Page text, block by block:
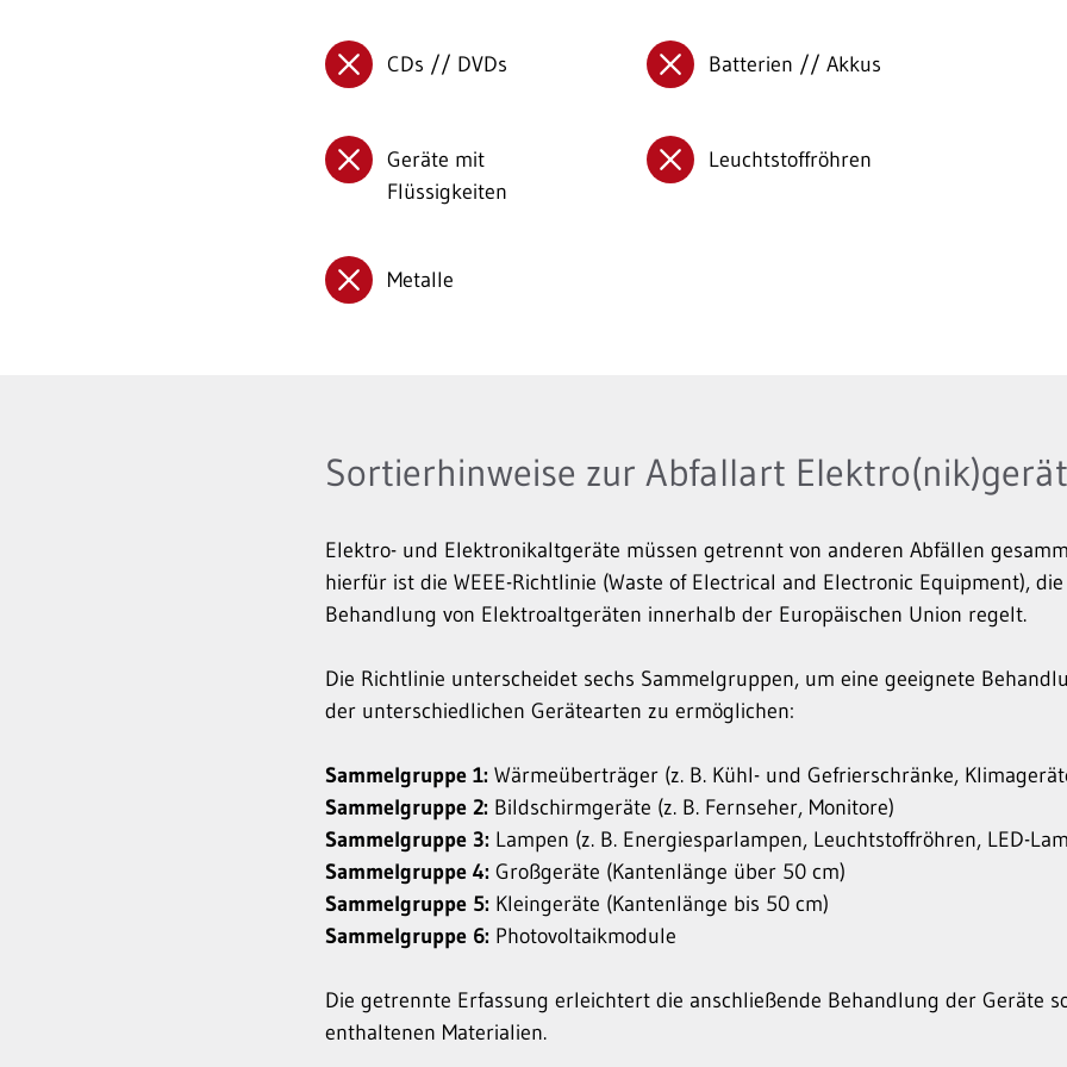
CDs // DVDs Batterien // Akkus
Geräte mit
Flüssigkeiten
Leuchtstoffröhren
Metalle
Sortierhinweise zur Abfallart
Elektro- und Elektronikaltgeräte müssen getrennt von anderen Abfällen
hierfür ist die WEEE-Richtlinie (Waste of Electrical and Electronic Equipment),
Behandlung von Elektroaltgeräten innerhalb der Europäischen Union regelt.
Die Richtlinie unterscheidet sechs Sammelgruppen, um eine geeignete
der unterschiedlichen Gerätearten zu ermöglichen:
Sammelgruppe 1: Wärmeüberträger (z. B. Kühl- und Gefrierschränke,
Sammelgruppe 2: Bildschirmgeräte (z. B. Fernseher, Monitore)
Sammelgruppe 3: Lampen (z. B. Energiesparlampen, Leuchtstoffröhren, LED-
Sammelgruppe 4: Großgeräte (Kantenlänge über 50 cm)
Sammelgruppe 5: Kleingeräte (Kantenlänge bis 50 cm)
Sammelgruppe 6: Photovoltaikmodule
Die getrennte Erfassung erleichtert die anschließende Behandlung der Geräte
enthaltenen Materialien.